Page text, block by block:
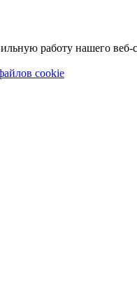
работу нашего веб-
cookie